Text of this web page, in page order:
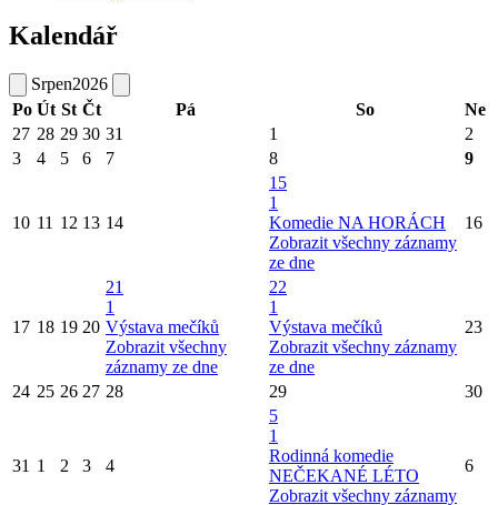
Kalendář
Srpen2026
Po Út St Čt Pá So
Ne
27 28 29 30 31 1
2
3
4 5 6 7 8 9
10 11 12 13 14
15
1
Komedie NA HORÁCH
Zobrazit všechny záznamy
ze dne
16
17 18 19 20
21
1
Výstava mečíků
Zobrazit všechny
záznamy ze dne
22
1
Výstava mečíků
Zobrazit všechny záznamy
ze dne
23
24 25 26 27 28 29 30
31 1 2 3 4
5
1
Rodinná komedie
NEČEKANÉ LÉTO
Zobrazit všechny záznamy
6